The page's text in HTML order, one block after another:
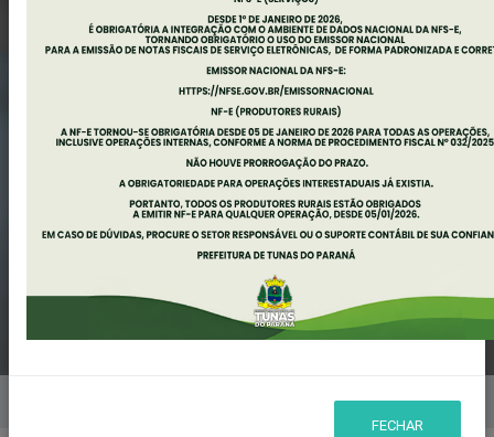
EDITAL DE
AUDIÊNCIA PÚBLICA
AVALIAÇÃO DE
METAS FISCAIS 1º
QUADRIMESTRE
2025
FECHAR